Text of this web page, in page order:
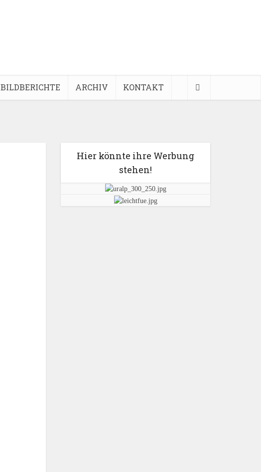
BILDBERICHTE ARCHIV KONTAKT
Hier könnte ihre Werbung
stehen!